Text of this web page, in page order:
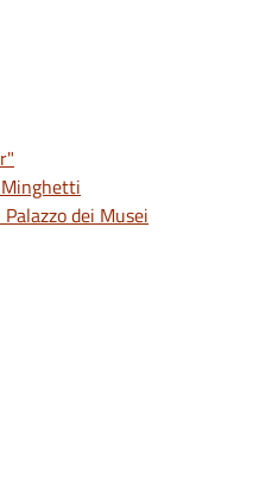
dei Musei